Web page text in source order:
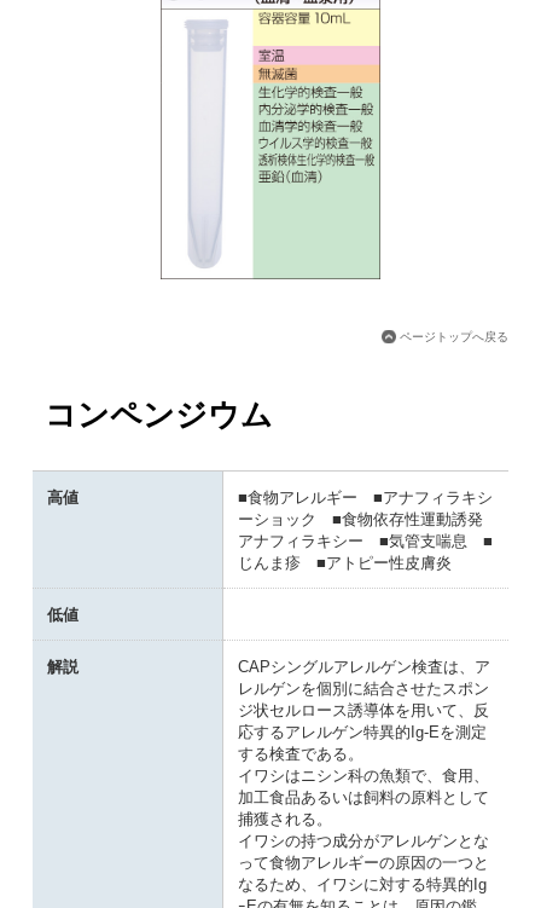
ページトップへ戻る
コンペンジウム
高値
■食物アレルギー ■アナフィラキシ
ーショック ■食物依存性運動誘発
アナフィラキシー ■気管支喘息 ■
じんま疹 ■アトピー性皮膚炎
低値
解説
CAPシングルアレルゲン検査は、ア
レルゲンを個別に結合させたスポン
ジ状セルロース誘導体を用いて、反
応するアレルゲン特異的Ig-Eを測定
する検査である。
イワシはニシン科の魚類で、食用、
加工食品あるいは飼料の原料として
捕獲される。
イワシの持つ成分がアレルゲンとな
って食物アレルギーの原因の一つと
なるため、イワシに対する特異的Ig